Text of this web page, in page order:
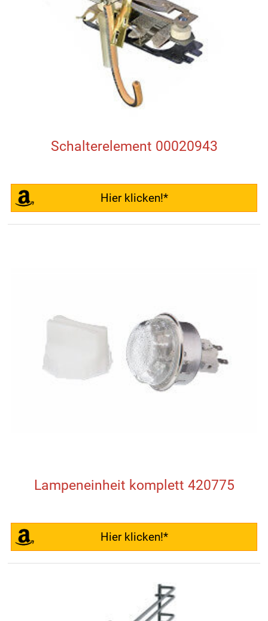
Schalterelement 00020943
Hier klicken!*
Lampeneinheit komplett 420775
Hier klicken!*